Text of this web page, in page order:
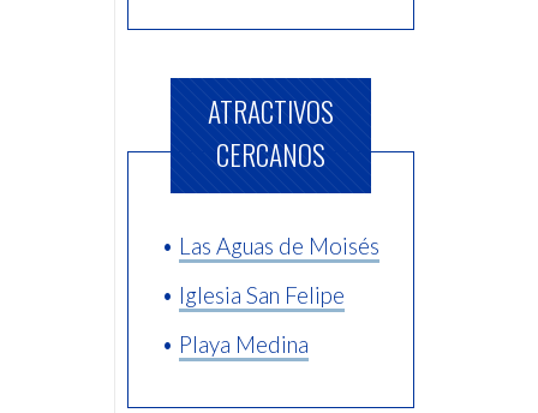
ATRACTIVOS
CERCANOS
• Las Aguas de Moisés
• Iglesia San Felipe
• Playa Medina